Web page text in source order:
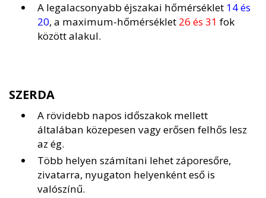
A legalacsonyabb éjszakai hőmérséklet 14 és
20, a maximum-hőmérséklet 26 és 31 fok
között alakul.
SZERDA
A rövidebb napos időszakok mellett
általában közepesen vagy erősen felhős lesz
az ég.
Több helyen számítani lehet záporesőre,
zivatarra, nyugaton helyenként eső is
valószínű.